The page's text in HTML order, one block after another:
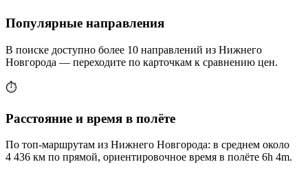
Популярные направления
В поиске доступно более 10 направлений из Нижнего
Новгорода — переходите по карточкам к сравнению цен.
⏱️
Расстояние и время в полёте
По топ-маршрутам из Нижнего Новгорода: в среднем около
4 436 км по прямой, ориентировочное время в полёте 6h 4m.